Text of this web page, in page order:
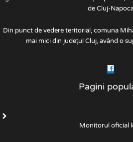
de Cluj-
Din punct de vedere teritorial, comuna
mai mici din județul Cluj, având o
Pagini
Monitorul oficial